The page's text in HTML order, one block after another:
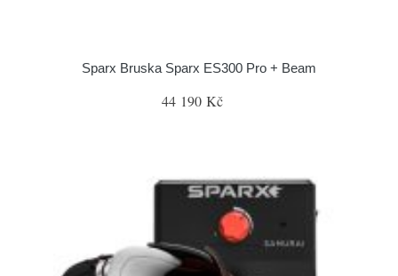
Sparx Bruska Sparx ES300 Pro + Beam
44 190 Kč